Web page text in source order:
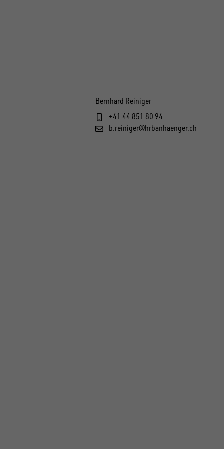
Bernhard Reiniger
+41 44 851 80 94
b.reiniger@hrbanhaenger.ch